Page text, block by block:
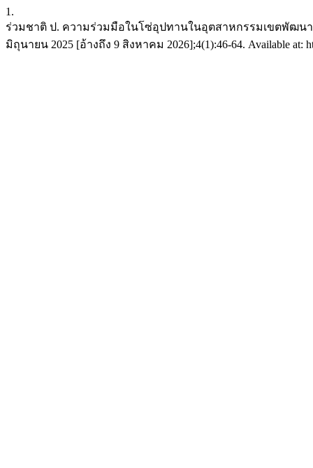
1.
ร่วมชาติ ป. ความร่วมมือในโซ่อุปทานในอุตสาหกรรมเขตพัฒนา
มิถุนายน 2025 [อ้างถึง 9 สิงหาคม 2026];4(1):46-64. Available at: